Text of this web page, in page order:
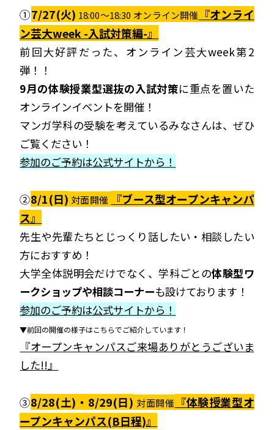
①7/27(火) 18:00～18:30 オンライン開催 『オンライ
ン芸大week -入試対策編-』
前回大好評だった、オンライン芸大week第2
弾！！
9月の体験授業型選抜の入試対策に重点を置いた
オンラインイベントを開催！
マンガ学科の受験を考えているみなさんは、ぜひ
ご覧ください！
参加のご予約は公式サイトから！
②8/1(日) 対面開催
『ブース型オープンキャンパ
ス』
先生や先輩たちとじっくり話したい・相談したい
方におすすめ！
大学全体説明会だけでなく、学科ごとの体験型ワ
ークショップや相談コーナーも設けております！
参加のご予約は公式サイトから！
▼前回の開催の様子はこちらでご紹介しています！
『オープンキャンパスご来場ありがとうございま
した!!』
③8/28(土)・8/29(日) 対面開催 『体験授業型オ
ープンキャンパス(B日程)』